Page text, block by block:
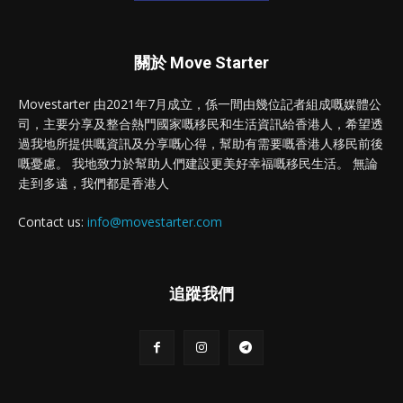
關於 Move Starter
Movestarter 由2021年7月成立，係一間由幾位記者組成嘅媒體公
司，主要分享及整合熱門國家嘅移民和生活資訊給香港人，希望透
過我地所提供嘅資訊及分享嘅心得，幫助有需要嘅香港人移民前後
嘅憂慮。 我地致力於幫助人們建設更美好幸福嘅移民生活。 無論
走到多遠，我們都是香港人
Contact us: info@movestarter.com
追蹤我們